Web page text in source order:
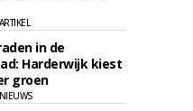
in de
Harderwijk kiest
groen